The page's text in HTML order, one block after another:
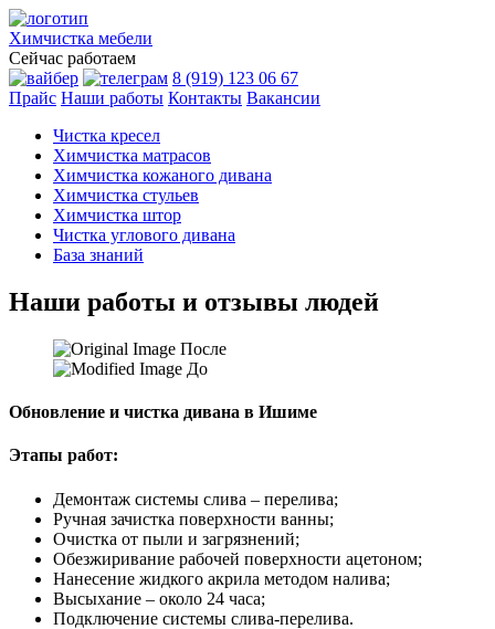
Химчистка мебели
Сейчас работаем
8 (919) 123 06 67
Прайс Наши работы Контакты Вакансии
Чистка кресел
Химчистка матрасов
Химчистка кожаного дивана
Химчистка стульев
Химчистка штор
Чистка углового дивана
База знаний
Наши работы и отзывы людей
После
До
Обновление и чистка дивана в Ишиме
Этапы работ:
Демонтаж системы слива – перелива;
Ручная зачистка поверхности ванны;
Очистка от пыли и загрязнений;
Обезжиривание рабочей поверхности ацетоном;
Нанесение жидкого акрила методом налива;
Высыхание – около 24 часа;
Подключение системы слива-перелива.